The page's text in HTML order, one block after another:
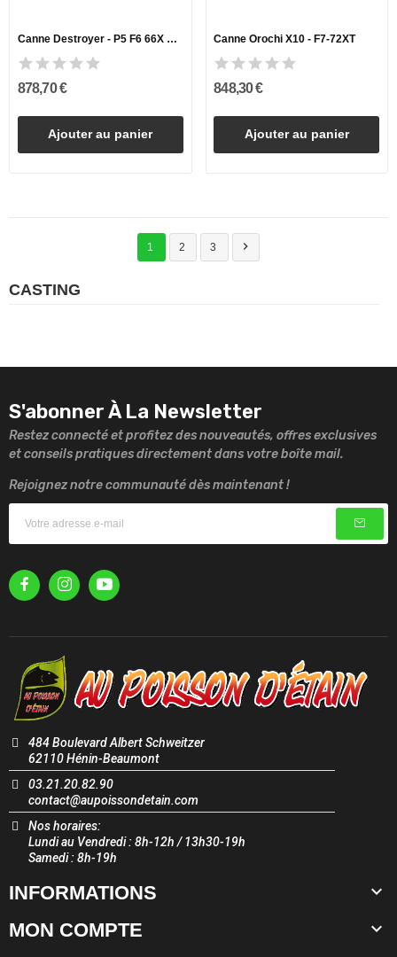
CASTING
Canne Destroyer - P5 F6 66X Killer Code
878,70 €
Ajouter au panier
Canne Orochi X10 - F7-72XT
848,30 €
Ajouter au panier
1 2 3 
S'abonner À La Newsletter
Restez connecté et profitez des nouveautés, offres exclusives
et conseils pratiques directement dans votre boîte mail.
Rejoignez notre communauté dès maintenant !
484 Boulevard Albert Schweitzer
62110 Hénin-Beaumont
03.21.20.82.90
contact@aupoissondetain.com
Nos horaires:
Lundi au Vendredi : 8h-12h / 13h30-19h
Samedi : 8h-19h
INFORMATIONS 
MON COMPTE 